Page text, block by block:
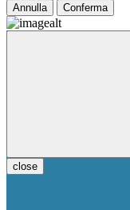
Annulla Conferma
close